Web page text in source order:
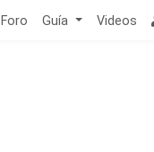
Foro Guía Videos